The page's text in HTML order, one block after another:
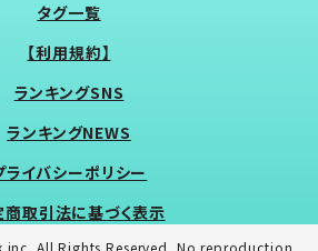
タグ一覧
【利用規約】
ランキングSNS
ランキングNEWS
ライバシーポリシー
商取引法に基づく表示
All Rights Reserved. No reproduction